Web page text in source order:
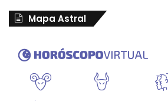
Mapa Astral